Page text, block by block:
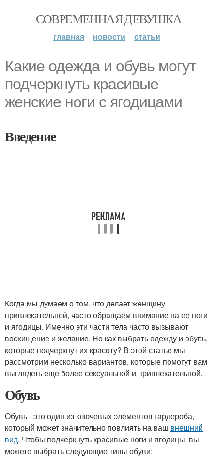
СОВРЕМЕННАЯ ДЕВУШКА
главная новости статьи
Какие одежда и обувь могут
подчеркнуть красивые
женские ноги с ягодицами
Введение
Когда мы думаем о том, что делает женщину
привлекательной, часто обращаем внимание на ее ноги
и ягодицы. Именно эти части тела часто вызывают
восхищение и желание. Но как выбрать одежду и обувь,
которые подчеркнут их красоту? В этой статье мы
рассмотрим несколько вариантов, которые помогут вам
выглядеть еще более сексуальной и привлекательной.
Обувь
Обувь - это один из ключевых элементов гардероба,
который может значительно повлиять на ваш внешний
вид. Чтобы подчеркнуть красивые ноги и ягодицы, вы
можете выбрать следующие типы обуви: